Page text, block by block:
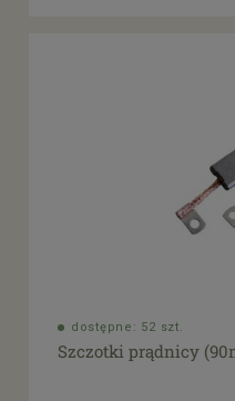
dostępne: 52 szt.
Szczotki prądnicy